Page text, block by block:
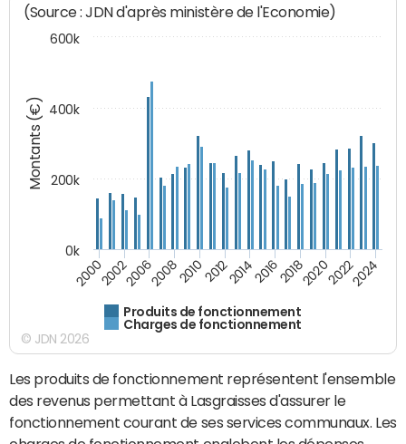
Montants (€)
(Source : JDN d'après ministère de l'Economie)
Produits de fonctionnement
Charges de fonctionnement
200020022006200820102012201420162018202020222024
0k
200k
400k
600k
© JDN 2026
Les produits de fonctionnement représentent l'ensemble
des revenus permettant à Lasgraisses d'assurer le
fonctionnement courant de ses services communaux. Les